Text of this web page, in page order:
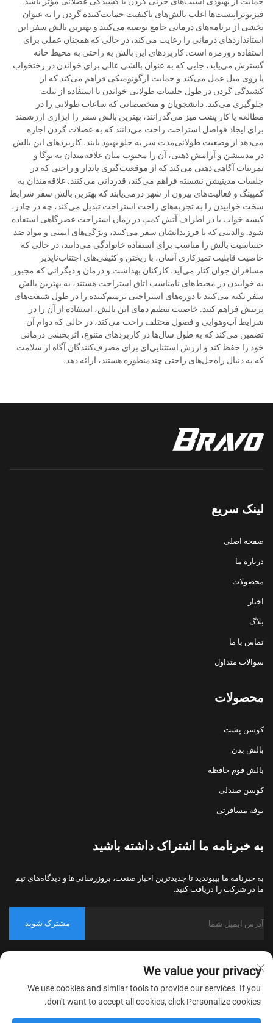
فیزیوتراپیست‌ها اغلب بالش‌های باکیفیت حمایت‌کننده گردن را به عنوان
بخشی از برنامه‌های درمانی جامع توصیه می‌کنند و بهترین بالش سفر این
استانداردهای درمانی را رعایت می‌کند، در حالی که همچنان عملی برای
استفاده روزمره است. کاربردهای این بالش به راحتی به محیط خانه
گسترش می‌یابد، جایی که به عنوان بالشی عالی برای خواندن در رختخواب
یا روی مبل عمل می‌کند و حمایت ارگونومیکی فراهم می‌کند که از
کشیدگی گردن در طول جلسات طولانی خواندن یا استفاده از تبلت
جلوگیری می‌کند. دانشجویان و متخصصانی که ساعات طولانی را در
مطالعه یا کار پشت میز می‌گذرانند، بهترین بالش سفر را ابزاری ارزشمند
برای ایجاد فواصل استراحت راحت می‌دانند که به عضلات گردن اجازه
می‌دهد از وضعیت طولانی‌مدت سر به جلو بهبود یابند. کاربردهای این بالش
در مدیتیشن و آرامش ذهنی، آن را محبوب میان علاقه‌مندان به یوگا و
تمرینات آگاهی ذهنی می‌کند که از موقعیت‌گیری پایدار و راحتی که در
جلسات مدیتیشن نشسته فراهم می‌کند، قدردانی می‌کنند. علاقه‌مندان به
کمپینگ و فعالیت‌های بیرون از شهر درمی‌یابند که بهترین بالش سفر شرایط
سخت خوابیدن را به تجربه‌های راحت استراحت تبدیل می‌کند، چه در چادر،
کیسه خواب یا در اطراف آتش کمپ در زمان استراحت عصرگاهی استفاده
شود. والدینی که با فرزندانشان سفر می‌کنند، ویژگی‌های ایمنی و مواد ضد
حساسیت بالش را مناسب برای استفاده خانوادگی می‌دانند، در حالی که
خاصیت قابلیت تمیزکاری آسان، با ریختن و کثیفی‌های اجتناب‌ناپذیر
مسافران جوان کنار می‌آید. کارکنان بهداشت و درمان و دیگرانی که مجبور
به خوابیدن در محیط‌های نامناسب اتاق استراحت هستند، به بهترین بالش
سفر تکیه می‌کنند تا دوره‌های استراحتی ترمیم‌کننده را در طول شیفت‌های
پرتنش فراهم کنند. خاصیت تنظیم دمای این بالش، استفاده از آن را در
شرایط آب‌وهوایی و فصول مختلف راحت می‌کند، در حالی که دوام آن
تضمین می‌کند که به طول سال‌ها در کاربردهای متنوع، اثربخشی درمانی
خود را حفظ کند و ارزش استثنایی‌ای برای مصرف‌کنندگان آگاه از سلامت
که به دنبال راه‌حل‌های راحتی چندمنظوره هستند، ارائه دهد.
لینک سریع
صفحه اصلی
درباره ما
محصولات
اخبار
بلاگ
تماس با ما
سوالات متداول
محصولات
کوسن پشت
بالش بدن
بالش فوم حافظه
کوسن صندلی
بوفه مسافرتی
به خبرنامه ما اشتراک داشته باشید
به خبرنامه ما بپیوندید تا جدیدترین اخبار صنعت، بروزرسانی‌ها و دیدگاه‌های تیم
ما در شرکت را دریافت کنید.
مشترک شوید
حقوق محفوظ است.
سیاست حریم خصوصی
We value your privacy
We use cookies and similar tools to provide our services. If you
don't want to accept all cookies, click Personalize cookies.